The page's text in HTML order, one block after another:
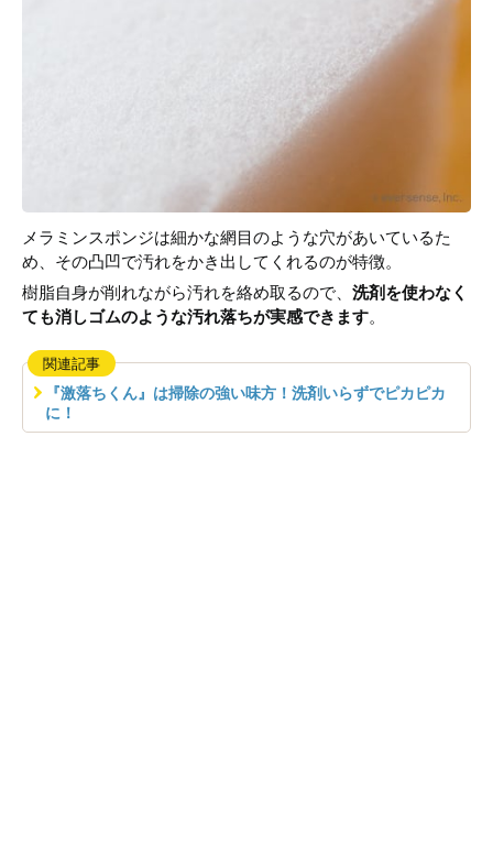
メラミンスポンジは細かな網目のような穴があいているた
め、その凸凹で汚れをかき出してくれるのが特徴。
樹脂自身が削れながら汚れを絡め取るので、 洗剤を使わなく
ても消しゴムのような汚れ落ちが実感できます。
関連記事
『激落ちくん』は掃除の強い味方！洗剤いらずでピカピカ
に！